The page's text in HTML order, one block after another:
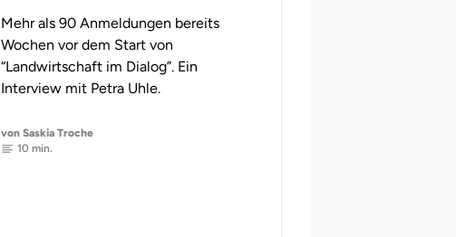
Mehr als 90 Anmeldungen bereits
Wochen vor dem Start von
“Landwirtschaft im Dialog”. Ein
Interview mit Petra Uhle.
von Saskia Troche
10 min.